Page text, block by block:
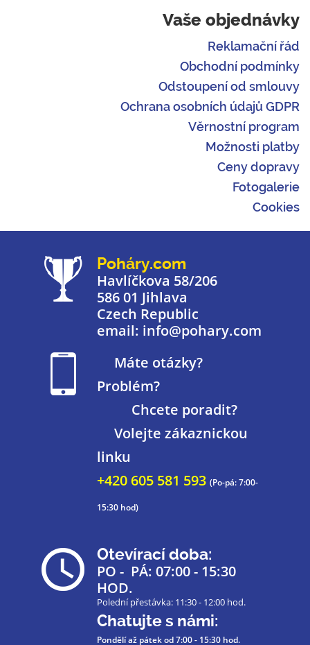
Vaše objednávky
Reklamační řád
Obchodní podmínky
Odstoupení od smlouvy
Ochrana osobních údajů GDPR
Věrnostní program
Možnosti platby
Ceny dopravy
Fotogalerie
Cookies
Poháry.com
Havlíčkova 58/206
586 01 Jihlava
Czech Republic
email: info@pohary.com
Máte otázky?
Problém?
Chcete poradit?
Volejte zákaznickou
linku
+420 605 581 593 (Po-pá: 7:00-
15:30 hod)
Otevírací doba:
PO - PÁ: 07:00 - 15:30
HOD.
Polední přestávka: 11:30 - 12:00 hod.
Chatujte s námi:
Pondělí až pátekod 7:00 - 15:30 hod.